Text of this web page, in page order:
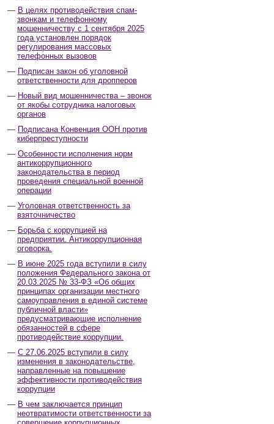
В целях противодействия спам-
звонкам и телефонному
мошенничеству с 1 сентября 2025
года установлен порядок
регулирования массовых
телефонных вызовов
Подписан закон об уголовной
ответственности для дропперов
Новый вид мошенничества – звонок
от якобы сотрудника налоговых
органов
Подписана Конвенция ООН против
киберпреступности
Особенности исполнения норм
антикоррупционного
законодательства в период
проведения специальной военной
операции
Уголовная ответственность за
взяточничество
Борьба с коррупцией на
предприятии. Антикоррупционная
оговорка.
В июне 2025 года вступили в силу
положения Федерального закона от
20.03.2025 № 33-ФЗ «Об общих
принципах организации местного
самоуправления в единой системе
публичной власти»
предусматривающие исполнение
обязанностей в сфере
противодействие коррупции.
С 27.06.2025 вступили в силу
изменения в законодательстве,
направленные на повышение
эффективности противодействия
коррупции
В чем заключается принцип
неотвратимости ответственности за